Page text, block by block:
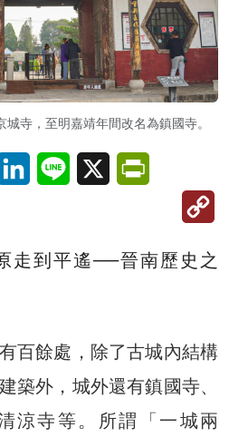
寺，至明嘉靖年間改名為鎮國寺。
LinkedInLine X
走到平遙──晉南歷史之
百餘處，除了古城內結構
築外，城外還有鎮國寺、
涼寺等。所謂「一城兩